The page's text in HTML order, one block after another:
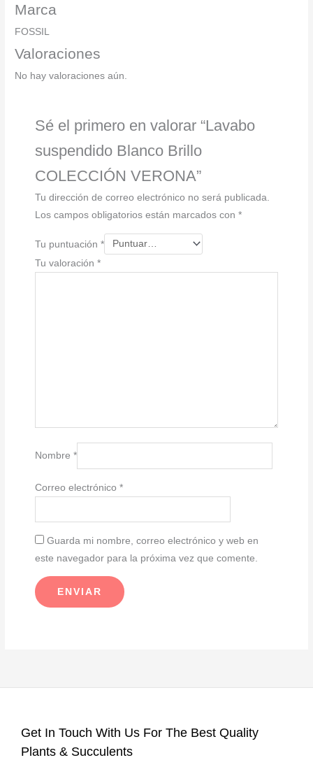
Marca
FOSSIL
Valoraciones
No hay valoraciones aún.
Sé el primero en valorar “Lavabo
suspendido Blanco Brillo
COLECCIÓN VERONA”
Tu dirección de correo electrónico no será publicada.
Los campos obligatorios están marcados con*
Tu puntuación*
Tu valoración*
Nombre*
Correo electrónico*
Guarda mi nombre, correo electrónico y web en
este navegador para la próxima vez que comente.
Get In Touch With Us For The Best Quality
Plants & Succulents